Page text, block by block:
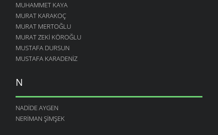
MUHAMMET KAYA
MURAT KARAKOÇ
MURAT MERTOĞLU
MURAT ZEKI KÖROĞLU
MUSTAFA DURSUN
MUSTAFA KARADENIZ
N
NADIDE AYGEN
NERIMAN ŞIMŞEK